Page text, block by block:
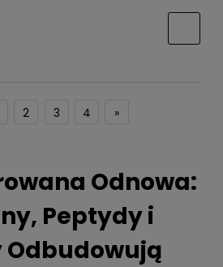
2 3 4 »
Odnowa:
Peptydy i